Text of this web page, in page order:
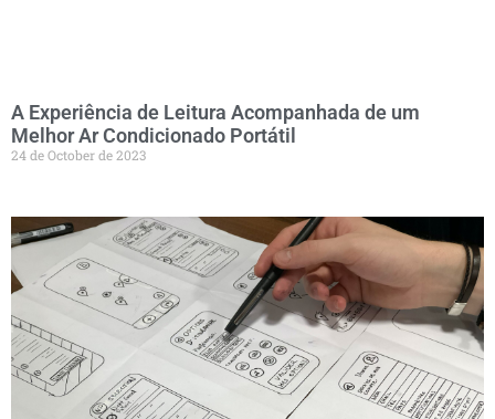
A Experiência de Leitura Acompanhada de um
Melhor Ar Condicionado Portátil
24 de October de 2023